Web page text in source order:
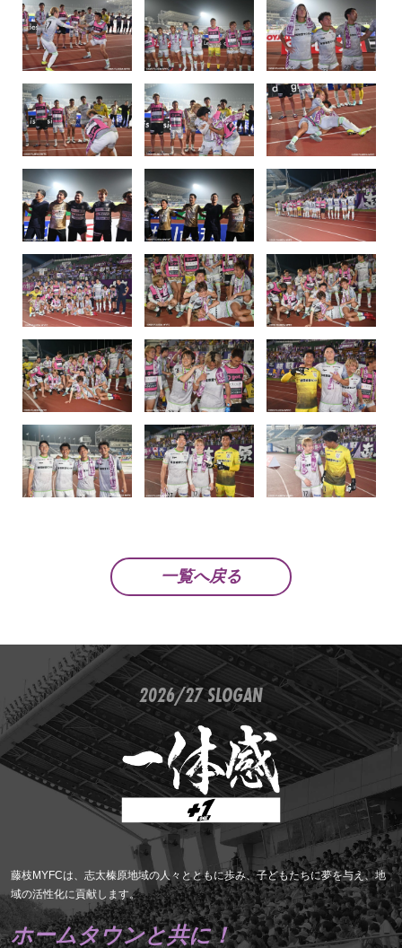
一覧へ戻る
2026/27 SLOGAN
藤枝MYFCは、志太榛原地域の人々とともに歩み、子どもたちに夢を与え、地
域の活性化に貢献します。
ホームタウンと共に！